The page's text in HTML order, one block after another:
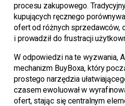
procesu zakupowego.
kupujących ręcznego
ofert od różnych sprzedawców,
i prowadził do frustracji
W odpowiedzi na te wyzwania,
mechanizm BuyBoxa, który
prostego narzędzia
czasem ewoluował w
ofert, stając się centralnym